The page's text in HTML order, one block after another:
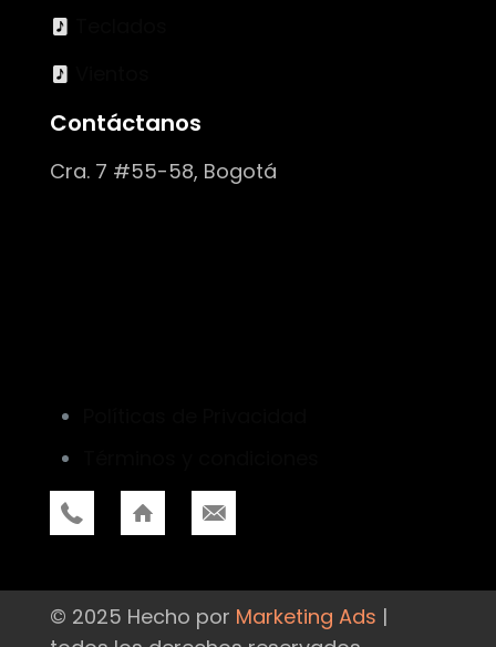
Contáctanos
Cra. 7 #55-58, Bogotá
© 2025 Hecho por Marketing Ads |